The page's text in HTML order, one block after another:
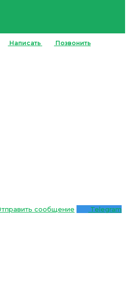
Написать Позвонить
сообщение Telegram